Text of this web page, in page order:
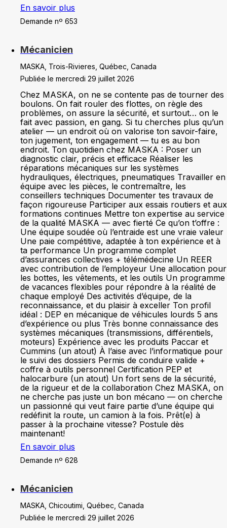
En savoir plus
Demande nº 653
Mécanicien
MASKA, Trois-Rivieres, Québec, Canada
Publiée le mercredi 29 juillet 2026
Chez MASKA, on ne se contente pas de tourner des
boulons. On fait rouler des flottes, on règle des
problèmes, on assure la sécurité, et surtout… on le
fait avec passion, en gang. Si tu cherches plus qu’un
atelier — un endroit où on valorise ton savoir-faire,
ton jugement, ton engagement — tu es au bon
endroit. Ton quotidien chez MASKA : Poser un
diagnostic clair, précis et efficace Réaliser les
réparations mécaniques sur les systèmes
hydrauliques, électriques, pneumatiques Travailler en
équipe avec les pièces, le contremaître, les
conseillers techniques Documenter tes travaux de
façon rigoureuse Participer aux essais routiers et aux
formations continues Mettre ton expertise au service
de la qualité MASKA — avec fierté Ce qu’on t’offre :
Une équipe soudée où l’entraide est une vraie valeur
Une paie compétitive, adaptée à ton expérience et à
ta performance Un programme complet
d’assurances collectives + télémédecine Un REER
avec contribution de l’employeur Une allocation pour
les bottes, les vêtements, et les outils Un programme
de vacances flexibles pour répondre à la réalité de
chaque employé Des activités d’équipe, de la
reconnaissance, et du plaisir à exceller Ton profil
idéal : DEP en mécanique de véhicules lourds 5 ans
d’expérience ou plus Très bonne connaissance des
systèmes mécaniques (transmissions, différentiels,
moteurs) Expérience avec les produits Paccar et
Cummins (un atout) À l’aise avec l’informatique pour
le suivi des dossiers Permis de conduire valide +
coffre à outils personnel Certification PEP et
halocarbure (un atout) Un fort sens de la sécurité,
de la rigueur et de la collaboration Chez MASKA, on
ne cherche pas juste un bon mécano — on cherche
un passionné qui veut faire partie d’une équipe qui
redéfinit la route, un camion à la fois. Prêt(e) à
passer à la prochaine vitesse? Postule dès
maintenant!
En savoir plus
Demande nº 628
Mécanicien
MASKA, Chicoutimi, Québec, Canada
Publiée le mercredi 29 juillet 2026